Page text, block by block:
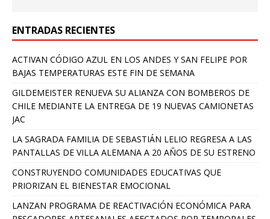
ENTRADAS RECIENTES
ACTIVAN CÓDIGO AZUL EN LOS ANDES Y SAN FELIPE POR
BAJAS TEMPERATURAS ESTE FIN DE SEMANA
GILDEMEISTER RENUEVA SU ALIANZA CON BOMBEROS DE
CHILE MEDIANTE LA ENTREGA DE 19 NUEVAS CAMIONETAS
JAC
LA SAGRADA FAMILIA DE SEBASTIÁN LELIO REGRESA A LAS
PANTALLAS DE VILLA ALEMANA A 20 AÑOS DE SU ESTRENO
CONSTRUYENDO COMUNIDADES EDUCATIVAS QUE
PRIORIZAN EL BIENESTAR EMOCIONAL
LANZAN PROGRAMA DE REACTIVACIÓN ECONÓMICA PARA